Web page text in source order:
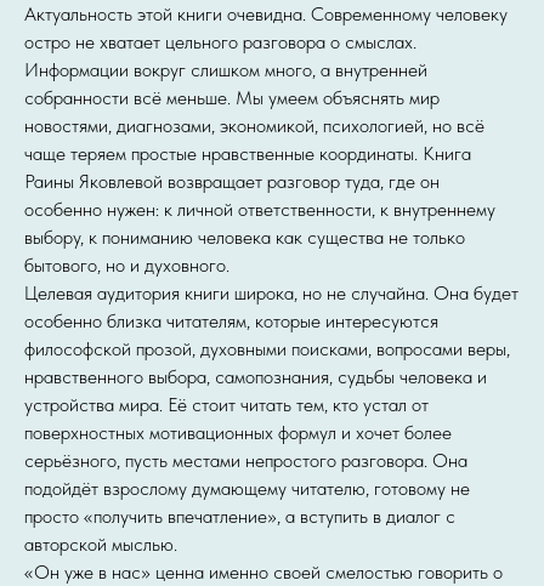
Актуальность этой книги очевидна. Современному человеку
остро не хватает цельного разговора о смыслах.
Информации вокруг слишком много, а внутренней
собранности всё меньше. Мы умеем объяснять мир
новостями, диагнозами, экономикой, психологией, но всё
чаще теряем простые нравственные координаты. Книга
Раины Яковлевой возвращает разговор туда, где он
особенно нужен: к личной ответственности, к внутреннему
выбору, к пониманию человека как существа не только
бытового, но и духовного.
Целевая аудитория книги широка, но не случайна. Она будет
особенно близка читателям, которые интересуются
философской прозой, духовными поисками, вопросами веры,
нравственного выбора, самопознания, судьбы человека и
устройства мира. Её стоит читать тем, кто устал от
поверхностных мотивационных формул и хочет более
серьёзного, пусть местами непростого разговора. Она
подойдёт взрослому думающему читателю, готовому не
просто «получить впечатление», а вступить в диалог с
авторской мыслью.
«Он уже в нас» ценна именно своей смелостью говорить о